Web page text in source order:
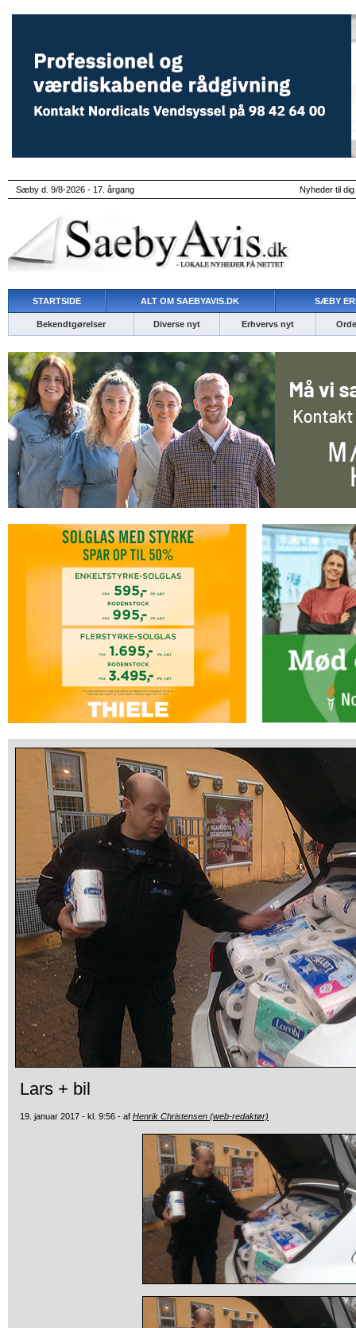
Sæby d. 9/8-2026 - 17. årgang Nyheder til
STARTSIDE ALT OM SAEBYAVIS.DK SÆBY
Bekendtgørelser Diverse nyt Erhvervs nyt
Lars + bil
19. januar 2017 - kl. 9:56 - af Henrik Christensen (web-redaktør)